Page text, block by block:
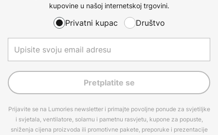
kupovine u našoj internetskoj trgovini.
Privatni kupac Društvo
Pretplatite se
Prijavite se na Lumories newsletter i primajte povoljne ponude za svjetiljke
i svjetala, ventilatore, solarnu i pametnu rasvjetu, kupone za popuste,
sniženja cijena proizvoda ili promotivne pakete, preporuke i prezentacije